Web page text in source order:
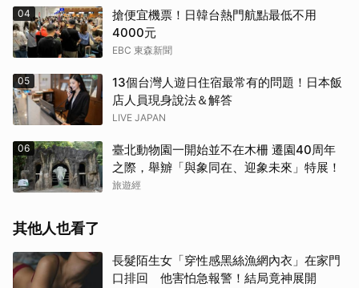
04
搶便宜機票！日韓台熱門航點最低不用
4000元
EBC 東森新聞
05
13個台灣人遊日住宿最常有的問題！日本飯
店人員現身說法＆解答
LIVE JAPAN
06
臺北動物園一開始並不在木柵 遷園40周年
之際，舉辧「與象同在、迎象未來」特展！
旅遊經
其他人也看了
長髮陌生女「穿性感黑絲漁網內衣」在家門
口排回 他害怕急報警！結局竟神展開